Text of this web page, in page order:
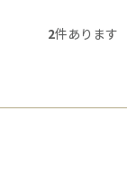
2件あります